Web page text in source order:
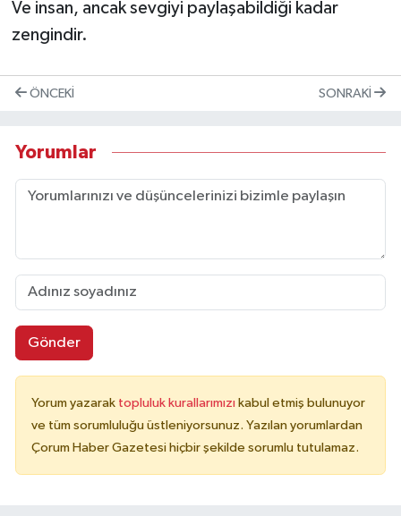
Ve insan, ancak sevgiyi paylaşabildiği kadar
zengindir.
ÖNCEKI SONRAKI
Yorumlar
Gönder
Yorum yazarak topluluk kurallarımızı kabul etmiş bulunuyor
ve tüm sorumluluğu üstleniyorsunuz. Yazılan yorumlardan
Çorum Haber Gazetesi hiçbir şekilde sorumlu tutulamaz.